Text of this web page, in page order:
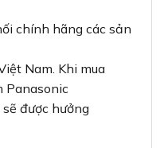
chính hãng các sản
Nam. Khi mua
Panasonic
được hưởng